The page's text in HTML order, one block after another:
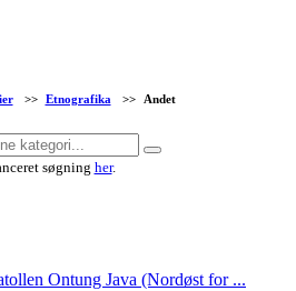
>> Etnografika >> Andet
søgning her.
Ontung Java (Nordøst for ...